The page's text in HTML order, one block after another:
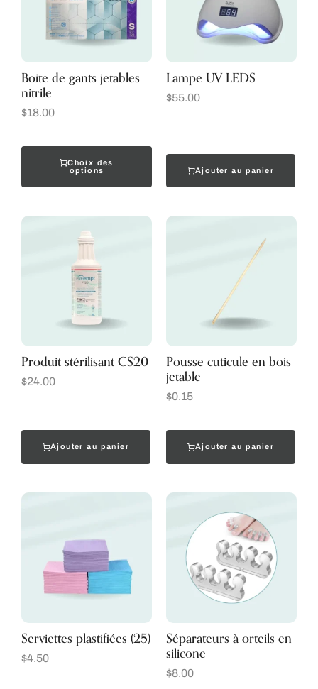
Boite de gants jetables
nitrile
$18.00
Choix des
options
Lampe UV LEDS
$55.00
Ajouter au panier
Produit stérilisant CS20
$24.00
Ajouter au panier
Pousse cuticule en bois
jetable
$0.15
Ajouter au panier
Serviettes plastifiées (25)
$4.50
Séparateurs à orteils en
silicone
$8.00